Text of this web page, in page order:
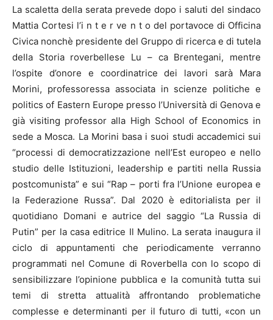
La scaletta della serata prevede dopo i saluti del sindaco
Mattia Cortesi l’i n t e r ve n t o del portavoce di Officina
Civica nonchè presidente del Gruppo di ricerca e di tutela
della Storia roverbellese Lu – ca Brentegani, mentre
l’ospite d’onore e coordinatrice dei lavori sarà Mara
Morini, professoressa associata in scienze politiche e
politics of Eastern Europe presso l’Università di Genova e
già visiting professor alla High School of Economics in
sede a Mosca. La Morini basa i suoi studi accademici sui
“processi di democratizzazione nell’Est europeo e nello
studio delle Istituzioni, leadership e partiti nella Russia
postcomunista” e sui “Rap – porti fra l’Unione europea e
la Federazione Russa”. Dal 2020 è editorialista per il
quotidiano Domani e autrice del saggio “La Russia di
Putin” per la casa editrice Il Mulino. La serata inaugura il
ciclo di appuntamenti che periodicamente verranno
programmati nel Comune di Roverbella con lo scopo di
sensibilizzare l’opinione pubblica e la comunità tutta sui
temi di stretta attualità affrontando problematiche
complesse e determinanti per il futuro di tutti, «con un